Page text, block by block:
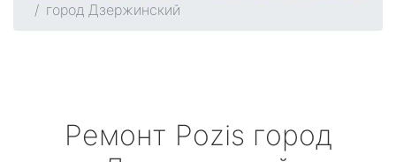
город Дзержинский
Ремонт Pozis город